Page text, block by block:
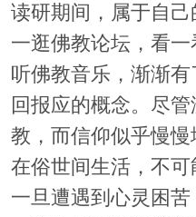
读研期间，属于自
一逛佛教论坛，看
听佛教音乐，渐渐
回报应的概念。尽
教，而信仰似乎慢
在俗世间生活，不
一旦遭遇到心灵困